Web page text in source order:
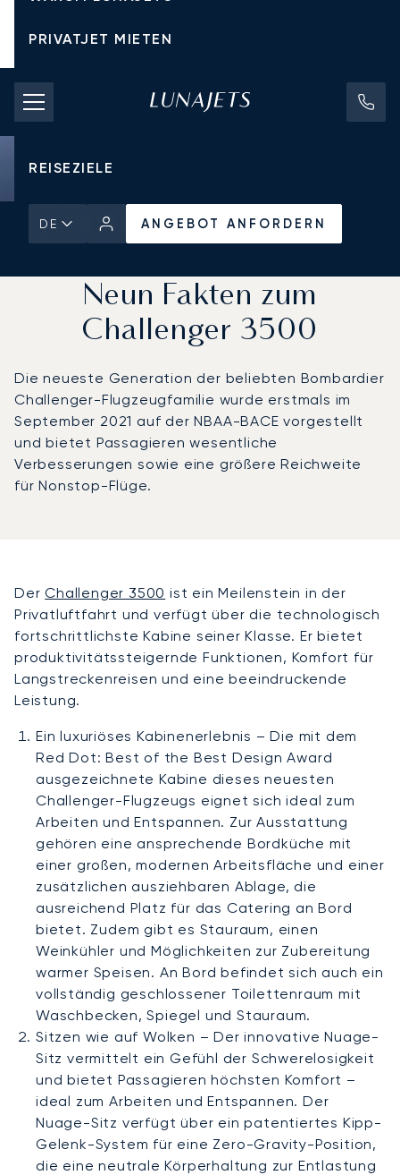
PRIVATJET MIETEN
CHARTERPREISE
PRIVATJETS
REISEZIELE
DE
ANGEBOT ANFORDERN
ANGEBOT ANFORDERN
Startseite Aktuelles und Einblicke
Neun Fakten zum
Challenger 3500
Die neueste Generation der beliebten Bombardier
Challenger-Flugzeugfamilie wurde erstmals im
September 2021 auf der NBAA-BACE vorgestellt
und bietet Passagieren wesentliche
Verbesserungen sowie eine größere Reichweite
für Nonstop-Flüge.
DerChallenger 3500 ist ein Meilenstein in der
Privatluftfahrt und verfügt über die technologisch
fortschrittlichste Kabine seiner Klasse. Er bietet
produktivitätssteigernde Funktionen, Komfort für
Langstreckenreisen und eine beeindruckende
Leistung.
Ein luxuriöses Kabinenerlebnis – Die mit dem
Red Dot: Best of the Best Design Award
ausgezeichnete Kabine dieses neuesten
Challenger-Flugzeugs eignet sich ideal zum
Arbeiten und Entspannen. Zur Ausstattung
gehören eine ansprechende Bordküche mit
einer großen, modernen Arbeitsfläche und einer
zusätzlichen ausziehbaren Ablage, die
ausreichend Platz für das Catering an Bord
bietet. Zudem gibt es Stauraum, einen
Weinkühler und Möglichkeiten zur Zubereitung
warmer Speisen. An Bord befindet sich auch ein
vollständig geschlossener Toilettenraum mit
Waschbecken, Spiegel und Stauraum.
Sitzen wie auf Wolken – Der innovative Nuage-
Sitz vermittelt ein Gefühl der Schwerelosigkeit
und bietet Passagieren höchsten Komfort –
ideal zum Arbeiten und Entspannen. Der
Nuage-Sitz verfügt über ein patentiertes Kipp-
Gelenk-System für eine Zero-Gravity-Position,
die eine neutrale Körperhaltung zur Entlastung